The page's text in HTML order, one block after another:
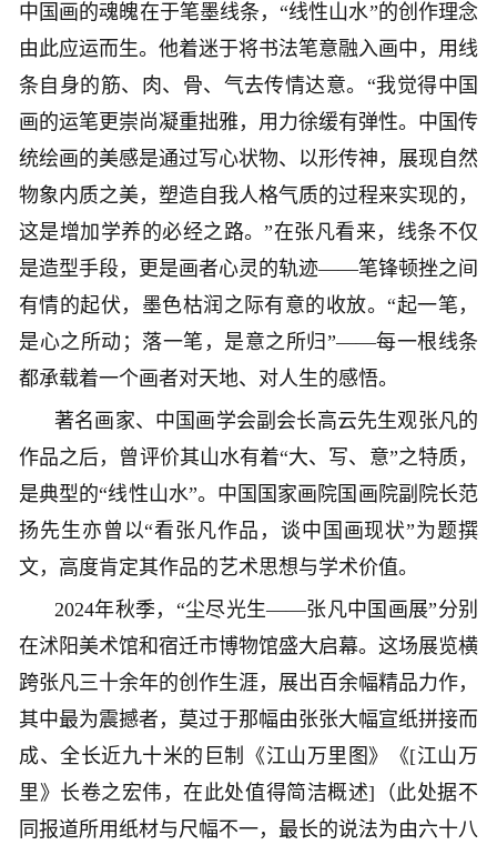
中国画的魂魄在于笔墨线条，“线性山水”的创作理念
由此应运而生。他着迷于将书法笔意融入画中，用线
条自身的筋、肉、骨、气去传情达意。“我觉得中国
画的运笔更崇尚凝重拙雅，用力徐缓有弹性。中国传
统绘画的美感是通过写心状物、以形传神，展现自然
物象内质之美，塑造自我人格气质的过程来实现的，
这是增加学养的必经之路。”在张凡看来，线条不仅
是造型手段，更是画者心灵的轨迹——笔锋顿挫之间
有情的起伏，墨色枯润之际有意的收放。“起一笔，
是心之所动；落一笔，是意之所归”——每一根线条
都承载着一个画者对天地、对人生的感悟。
著名画家、中国画学会副会长高云先生观张凡的
作品之后，曾评价其山水有着“大、写、意”之特质，
是典型的“线性山水”。中国国家画院国画院副院长范
扬先生亦曾以“看张凡作品，谈中国画现状”为题撰
文，高度肯定其作品的艺术思想与学术价值。
2024年秋季，“尘尽光生——张凡中国画展”分别
在沭阳美术馆和宿迁市博物馆盛大启幕。这场展览横
跨张凡三十余年的创作生涯，展出百余幅精品力作，
其中最为震撼者，莫过于那幅由张张大幅宣纸拼接而
成、全长近九十米的巨制《江山万里图》《[江山万
里》长卷之宏伟，在此处值得简洁概述]（此处据不
同报道所用纸材与尺幅不一，最长的说法为由六十八